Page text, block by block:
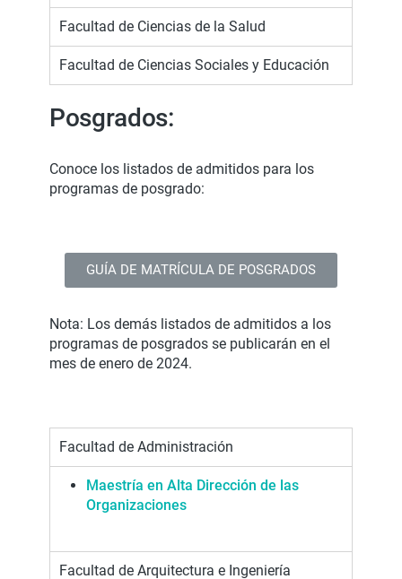
Facultad de Ciencias de la Salud
Facultad de Ciencias Sociales y Educación
Posgrados:
Conoce los listados de admitidos para los
programas de posgrado:
GUÍA DE MATRÍCULA DE POSGRADOS
Nota: Los demás listados de admitidos a los
programas de posgrados se publicarán en el
mes de enero de 2024.
Facultad de Administración
Maestría en Alta Dirección de las
Organizaciones
Facultad de Arquitectura e Ingeniería